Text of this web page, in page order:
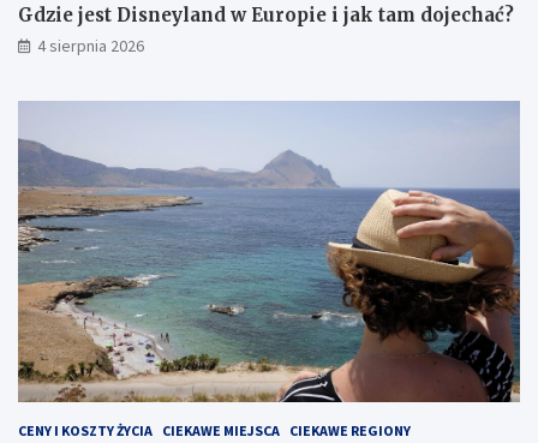
Gdzie jest Disneyland w Europie i jak tam dojechać?
4 sierpnia 2026
CENY I KOSZTY ŻYCIA CIEKAWE MIEJSCA CIEKAWE REGIONY